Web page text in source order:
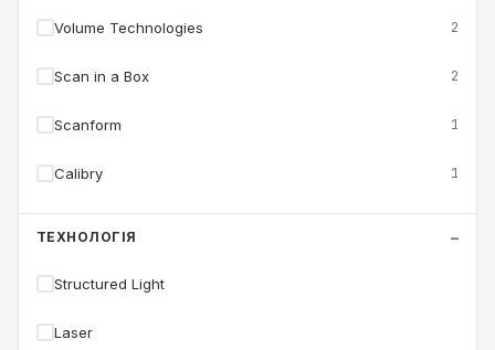
Volume Technologies 2
Scan in a Box 2
Scanform 1
Calibry 1
ТЕХНОЛОГІЯ
Structured Light
Laser